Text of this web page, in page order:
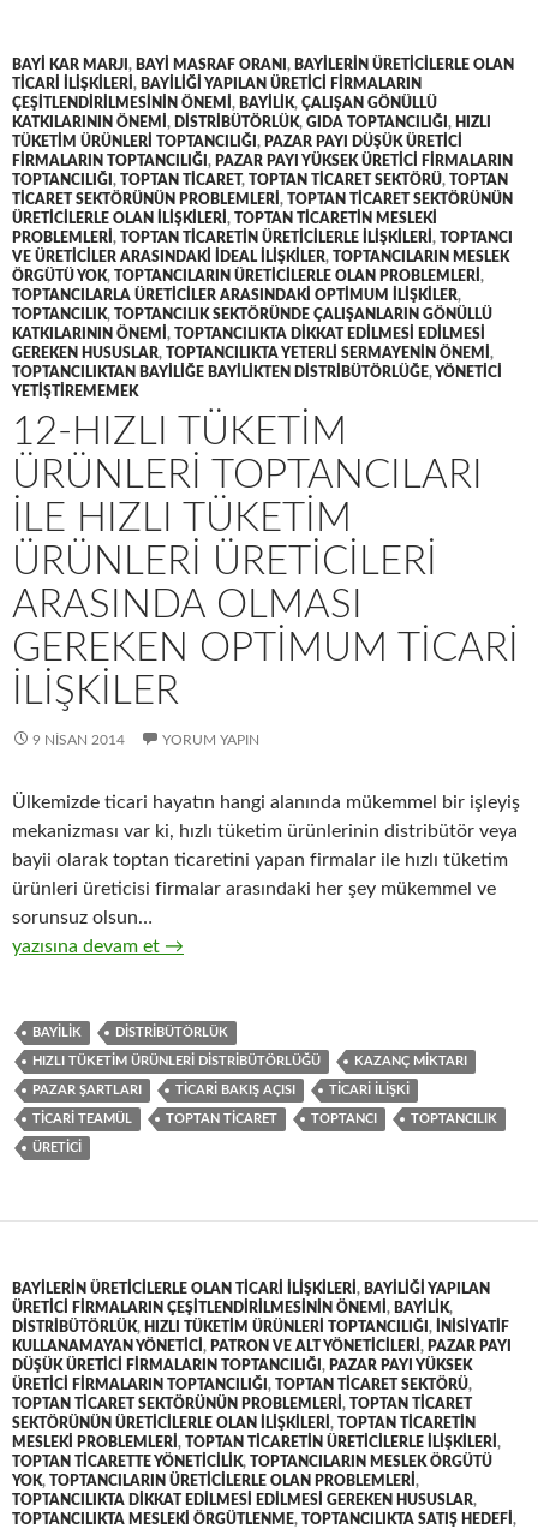
BAYI KAR MARJI , BAYI MASRAF ORANI , BAYILERIN ÜRETICILERLE OLAN
TICARI ILIŞKILERI , BAYILIĞI YAPILAN ÜRETICI FIRMALARIN
ÇEŞITLENDIRILMESININ ÖNEMI , BAYILIK, ÇALIŞAN GÖNÜLLÜ
KATKILARININ ÖNEMI , DISTRIBÜTÖRLÜK, GIDA TOPTANCILIĞI , HIZLI
TÜKETIM ÜRÜNLERI TOPTANCILIĞI , PAZAR PAYI DÜŞÜK ÜRETICI
FIRMALARIN TOPTANCILIĞI , PAZAR PAYI YÜKSEK ÜRETICI FIRMALARIN
TOPTANCILIĞI , TOPTAN TICARET, TOPTAN TICARET SEKTÖRÜ, TOPTAN
TICARET SEKTÖRÜNÜN PROBLEMLERI , TOPTAN TICARET SEKTÖRÜNÜN
ÜRETICILERLE OLAN ILIŞKILERI , TOPTAN TICARETIN MESLEKI
PROBLEMLERI , TOPTAN TICARETIN ÜRETICILERLE ILIŞKILERI , TOPTANCI
VE ÜRETICILER ARASINDAKI IDEAL ILIŞKILER, TOPTANCILARIN MESLEK
ÖRGÜTÜ YOK, TOPTANCILARIN ÜRETICILERLE OLAN PROBLEMLERI ,
TOPTANCILARLA ÜRETICILER ARASINDAKI OPTIMUM ILIŞKILER,
TOPTANCILIK, TOPTANCILIK SEKTÖRÜNDE ÇALIŞANLARIN GÖNÜLLÜ
KATKILARININ ÖNEMI , TOPTANCILIKTA DIKKAT EDILMESI EDILMESI
GEREKEN HUSUSLAR, TOPTANCILIKTA YETERLI SERMAYENIN ÖNEMI ,
TOPTANCILIKTAN BAYILIĞE BAYILIKTEN DISTRIBÜTÖRLÜĞE,YÖNETICI
YETIŞTIREMEMEK
12-HIZLI TÜKETIM
ÜRÜNLERI TOPTANCILARI
ILE HIZLI TÜKETIM
ÜRÜNLERI ÜRETICILERI
ARASINDA OLMASI
GEREKEN OPTIMUM TICARI
ILIŞKILER
9 NISAN 2014 YORUM YAPIN
Ülkemizde ticari hayatın hangi alanında mükemmel bir işleyiş
mekanizması var ki, hızlı tüketim ürünlerinin distribütör veya
bayii olarak toptan ticaretini yapan firmalar ile hızlı tüketim
ürünleri üreticisi firmalar arasındaki her şey mükemmel ve
sorunsuz olsun…
12-Hızlı tüketim ürünleri toptancıları ile hızlı tüketim
yazısına devam et →
BAYILIK DISTRIBÜTÖRLÜK
HIZLI TÜKETIM ÜRÜNLERI DISTRIBÜTÖRLÜĞÜ KAZANÇ MIKTARI
PAZAR ŞARTLARI TICARI BAKIŞ AÇISI TICARI ILIŞKI
TICARI TEAMÜL TOPTAN TICARET TOPTANCI TOPTANCILIK
ÜRETICI
BAYILERIN ÜRETICILERLE OLAN TICARI ILIŞKILERI , BAYILIĞI YAPILAN
ÜRETICI FIRMALARIN ÇEŞITLENDIRILMESININ ÖNEMI , BAYILIK,
DISTRIBÜTÖRLÜK, HIZLI TÜKETIM ÜRÜNLERI TOPTANCILIĞI ,
INISIYATIF
KULLANAMAYAN YÖNETICI , PATRON VE ALT YÖNETICILERI , PAZAR PAYI
DÜŞÜK ÜRETICI FIRMALARIN TOPTANCILIĞI , PAZAR PAYI YÜKSEK
ÜRETICI FIRMALARIN TOPTANCILIĞI , TOPTAN TICARET SEKTÖRÜ,
TOPTAN TICARET SEKTÖRÜNÜN PROBLEMLERI , TOPTAN TICARET
SEKTÖRÜNÜN ÜRETICILERLE OLAN ILIŞKILERI , TOPTAN TICARETIN
MESLEKI PROBLEMLERI , TOPTAN TICARETIN ÜRETICILERLE ILIŞKILERI ,
TOPTAN TICARETTE YÖNETICILIK, TOPTANCILARIN MESLEK ÖRGÜTÜ
YOK, TOPTANCILARIN ÜRETICILERLE OLAN PROBLEMLERI ,
TOPTANCILIKTA DIKKAT EDILMESI EDILMESI GEREKEN HUSUSLAR,
TOPTANCILIKTA MESLEKI ÖRGÜTLENME, TOPTANCILIKTA SATIŞ HEDEFI ,